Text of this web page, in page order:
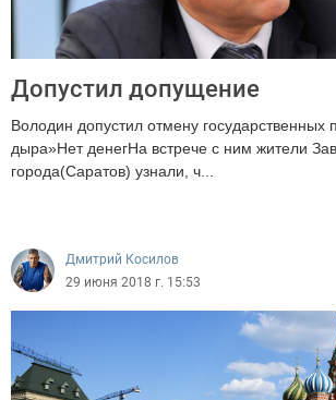
Допустил допущение
Володин допустил отмену государственных
дыра»Нет денегНа встрече с ним жители
города(Саратов) узнали, ч...
Дмитрий Косилов
29 июня 2018 г. 15:53